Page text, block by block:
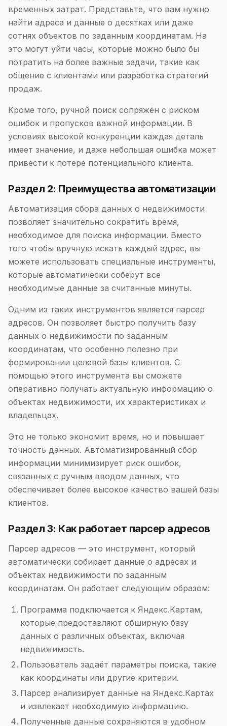
временных затрат. Представьте, что вам нужно
найти адреса и данные о десятках или даже
сотнях объектов по заданным координатам. На
это могут уйти часы, которые можно было бы
потратить на более важные задачи, такие как
общение с клиентами или разработка стратегий
продаж.
Кроме того, ручной поиск сопряжён с риском
ошибок и пропусков важной информации. В
условиях высокой конкуренции каждая деталь
имеет значение, и даже небольшая ошибка может
привести к потере потенциального клиента.
Раздел 2: Преимущества автоматизации
Автоматизация сбора данных о недвижимости
позволяет значительно сократить время,
необходимое для поиска информации. Вместо
того чтобы вручную искать каждый адрес, вы
можете использовать специальные инструменты,
которые автоматически соберут все
необходимые данные за считанные минуты.
Одним из таких инструментов является парсер
адресов. Он позволяет быстро получить базу
данных о недвижимости по заданным
координатам, что особенно полезно при
формировании целевой базы клиентов. С
помощью этого инструмента вы сможете
оперативно получать актуальную информацию о
объектах недвижимости, их характеристиках и
владельцах.
Это не только экономит время, но и повышает
точность данных. Автоматизированный сбор
информации минимизирует риск ошибок,
связанных с ручным вводом данных, что
обеспечивает более высокое качество вашей базы
клиентов.
Раздел 3: Как работает парсер адресов
Парсер адресов — это инструмент, который
автоматически собирает данные о адресах и
объектах недвижимости по заданным
координатам. Он работает следующим образом:
Программа подключается к Яндекс.Картам,
которые предоставляют обширную базу
данных о различных объектах, включая
недвижимость.
Пользователь задаёт параметры поиска, такие
как координаты или другие критерии.
Парсер анализирует данные на Яндекс.Картах
и извлекает необходимую информацию.
Полученные данные сохраняются в удобном